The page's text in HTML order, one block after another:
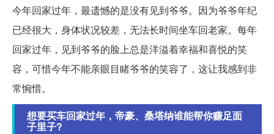
今年回家过年，最遗憾的是没有见到爷爷。因为爷爷年纪
已经很大，身体状况较差，无法长时间坐车回老家。每年
回家过年，见到爷爷的脸上总是洋溢着幸福和喜悦的笑
容，可惜今年不能亲眼目睹爷爷的笑容了，这让我感到非
常惋惜。
想要买车回家过年，帝豪、桑塔纳谁能帮你赚足面
子里子?